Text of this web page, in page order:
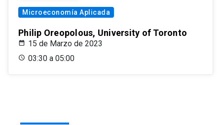
Microeconomía Aplicada
Philip Oreopolous, University of Toronto
15 de Marzo de 2023
03:30 a 05:00